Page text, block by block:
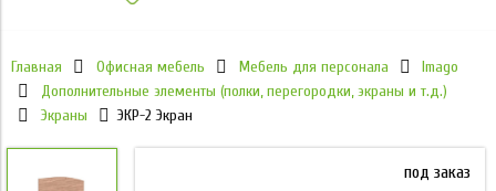
Главная Офисная мебель Мебель для персонала
Imago
Дополнительные элементы (полки, перегородки, экраны и т.д.)
Экраны
ЭКР-2 Экран
под заказ